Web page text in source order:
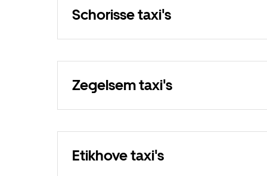
Schorisse taxi's
Zegelsem taxi's
Etikhove taxi's